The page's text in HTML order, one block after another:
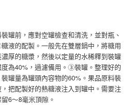
罐前，應對空罐檢查和清洗，並對瓶、
液的配製。一般先在雙層鍋中，將糖用
厚的糖漿，然後以定量的水稀釋到裝罐
為40%，過濾備用。③裝罐。整理好的
罐量為罐頭內容物的60%。果品原料裝
把配製好的熱糖液注入到罐中。需要注
6～8毫米頂隙。